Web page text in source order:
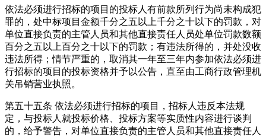
依法必须进行招标的项目的投标人有前款所列行为尚未构成犯
罪的，处中标项目金额千分之五以上千分之十以下的罚款，对
单位直接负责的主管人员和其他直接责任人员处单位罚款数额
百分之五以上百分之十以下的罚款；有违法所得的，并处没收
违法所得；情节严重的，取消其一年至三年内参加依法必须进
行招标的项目的投标资格并予以公告，直至由工商行政管理机
关吊销营业执照。
第五十五条 依法必须进行招标的项目，招标人违反本法规
定，与投标人就投标价格、投标方案等实质性内容进行谈判
的，给予警告，对单位直接负责的主管人员和其他直接责任人